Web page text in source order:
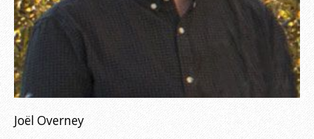
Joël Overney